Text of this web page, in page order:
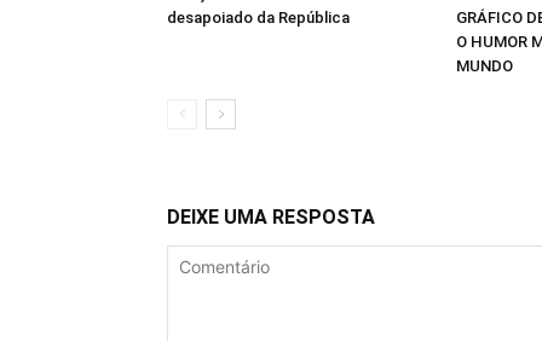
desapoiado da República
GRÁFICO
O HUMOR
MUNDO
DEIXE UMA RESPOSTA